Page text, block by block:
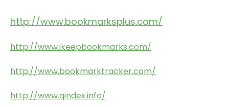
http://www.bookmarksplus.com/
http://www.ikeepbookmarks.com/
http://www.bookmarktracker.com/
http://www.qindex.info/